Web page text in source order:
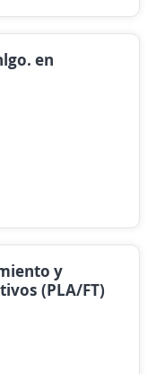
en
y
(PLA/FT)